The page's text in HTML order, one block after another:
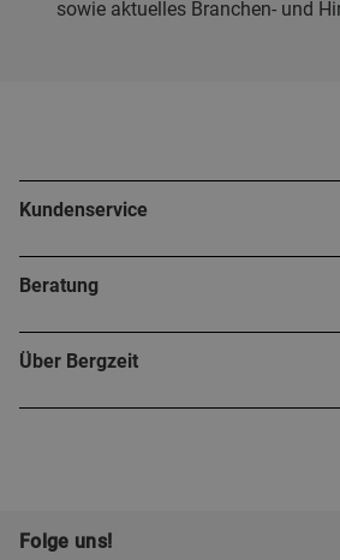
sowie aktuelles Branchen- und
Kundenservice
Beratung
Über Bergzeit
Folge uns!